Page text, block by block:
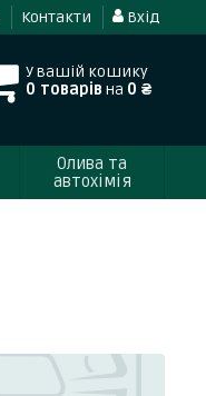
Контакти Вхід
У вашій кошику
0 товарів на 0 ₴
Олива та
автохімія